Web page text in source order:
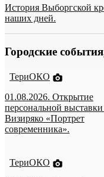
История Выборгской
наших дней.
Городские
ТериОКО
01.08.2026. Открытие
персональной
Визиряко «Портрет
современника».
ТериОКО